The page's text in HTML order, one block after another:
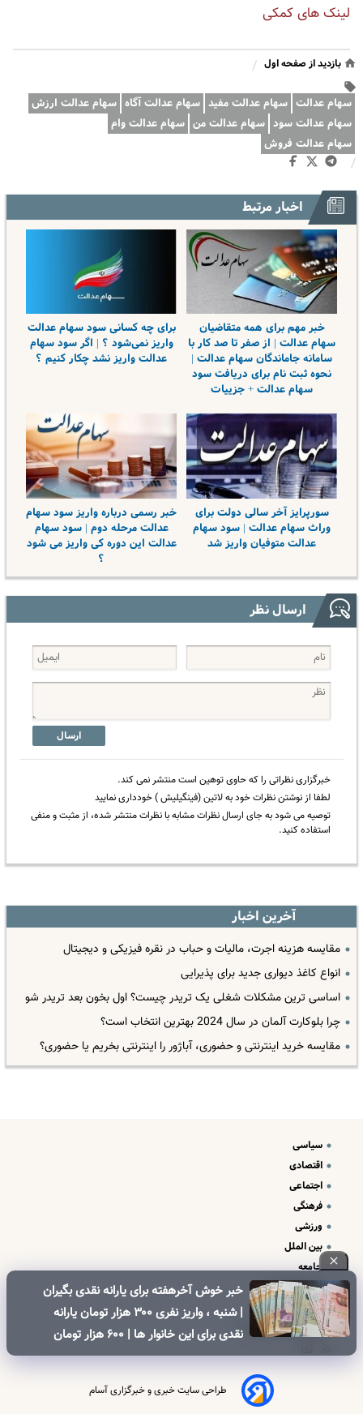
لینک های کمکی
بازدید از صفحه اول /
سهام عدالت سهام عدالت مفید سهام عدالت آگاه سهام عدالت ارزش
سهام عدالت سود سهام عدالت من سهام عدالت وام
سهام عدالت فروش
/
اخبار مرتبط
خبر مهم برای همه متقاضیان
سهام عدالت | از صفر تا صد کار با
سامانه جاماندگان سهام عدالت |
نحوه ثبت نام برای دریافت سود
سهام عدالت + جزییات
برای چه کسانی سود سهام عدالت
واریز نمی‌شود ؟ | اگر سود سهام
عدالت واریز نشد چکار کنیم ؟
سورپرایز آخر سالی دولت برای
وراث سهام عدالت | سود سهام
عدالت متوفیان واریز شد
خبر رسمی درباره واریز سود سهام
عدالت مرحله دوم | سود سهام
عدالت این دوره کی واریز می شود
؟
ارسال نظر
ارسال
خبرگزاری نظراتی را که حاوی توهین است منتشر نمی کند.
لطفا از نوشتن نظرات خود به لاتین (فینگیلیش ) خودداری نمایید
توصیه می شود به جای ارسال نظرات مشابه با نظرات منتشر شده، از مثبت و منفی
استفاده کنید.
آخرین اخبار
مقایسه هزینه اجرت، مالیات و حباب در نقره فیزیکی و دیجیتال
انواع کاغذ دیواری جدید برای پذیرایی
اساسی ترین مشکلات شغلی یک تریدر چیست؟ اول بخون بعد تریدر شو
چرا بلوکارت آلمان در سال 2024 بهترین انتخاب است؟
مقایسه خرید اینترنتی و حضوری، آباژور را اینترنتی بخریم یا حضوری؟
خبر خوش آخرهفته برای یارانه نقدی بگیران
| شنبه ، واریز نفری ۳۰۰ هزار تومان یارانه
نقدی برای این خانوار ها | ۶۰۰ هزار تومان
کالابرگ برای خانوارهای دارای فرزند
سیاسی
اقتصادی
اجتماعی
فرهنگی
ورزشی
بین الملل
جامعه
علم و فناوری
درباره ما
تبلیغات و تماس با ما
طراحی سایت خبری و خبرگزاری آسام